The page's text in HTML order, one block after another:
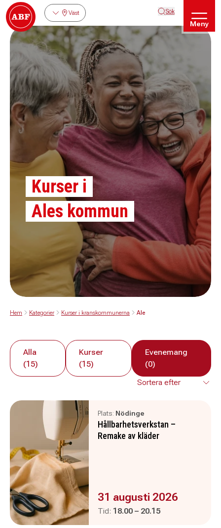
Väst Sök
Meny
Kurser i
Ales kommun
Hem Kategorier Kurser i kranskommunerna Ale
Alla
(15)
Kurser
(15)
Evenemang
(0)
Plats: Nödinge
Hållbarhetsverkstan –
Remake av kläder
Evenemanget är :
31 augusti 2026
Tid: Pågår mellan
18.00 – och
20.15